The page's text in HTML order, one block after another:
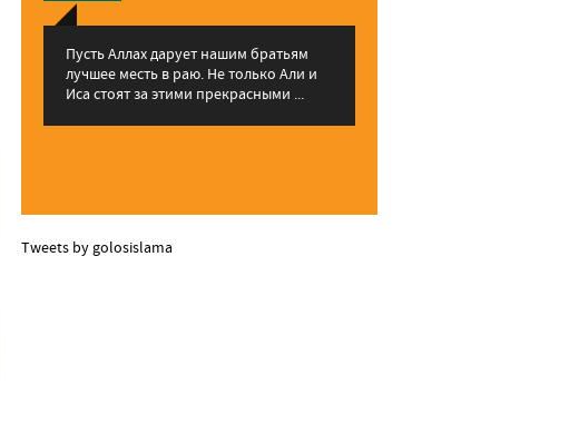
Пусть Аллах дарует нашим братьям
лучшее месть в раю. Не только Али и
Иса стоят за этими прекрасными ...
Tweets by golosislama